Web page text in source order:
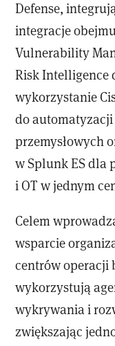
Defense,
integracje
Vulnerability
Risk Intelligence
wykorzystanie
do
przemysłowych
w Splunk ES dla
i OT w jednym
Celem
wsparcie
centrów operacji
wykorzystują
wykrywania i
zwiększając